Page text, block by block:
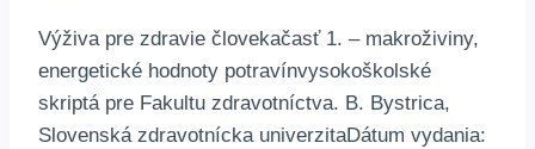
Výživa pre zdravie človekačasť 1. – makroživiny,
energetické hodnoty potravínvysokoškolské
skriptá pre Fakultu zdravotníctva. B. Bystrica,
Slovenská zdravotnícka univerzitaDátum vydania: